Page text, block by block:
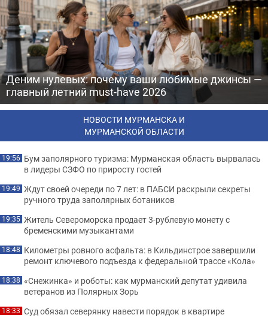
Деним нулевых: почему ваши любимые джинсы —
главный летний must-have 2026
НОВОСТИ МУРМАНСКА И
МУРМАНСКОЙ ОБЛАСТИ
19:56 Бум заполярного туризма: Мурманская область вырвалась
в лидеры СЗФО по приросту гостей
19:49 Ждут своей очереди по 7 лет: в ПАБСИ раскрыли секреты
ручного труда заполярных ботаников
19:35 Житель Североморска продает 3-рублевую монету с
бременскими музыкантами
18:48 Километры ровного асфальта: в Кильдинстрое завершили
ремонт ключевого подъезда к федеральной трассе «Кола»
18:38 «Снежинка» и роботы: как мурманский депутат удивила
ветеранов из Полярных Зорь
18:33 Суд обязал северянку навести порядок в квартире